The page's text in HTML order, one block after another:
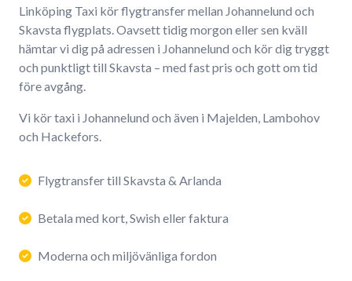
Linköping Taxi kör flygtransfer mellan Johannelund och
Skavsta flygplats. Oavsett tidig morgon eller sen kväll
hämtar vi dig på adressen i Johannelund och kör dig tryggt
och punktligt till Skavsta – med fast pris och gott om tid
före avgång.
Vi kör taxi i Johannelund och även i Majelden, Lambohov
och Hackefors.
Flygtransfer till Skavsta & Arlanda
Betala med kort, Swish eller faktura
Moderna och miljövänliga fordon